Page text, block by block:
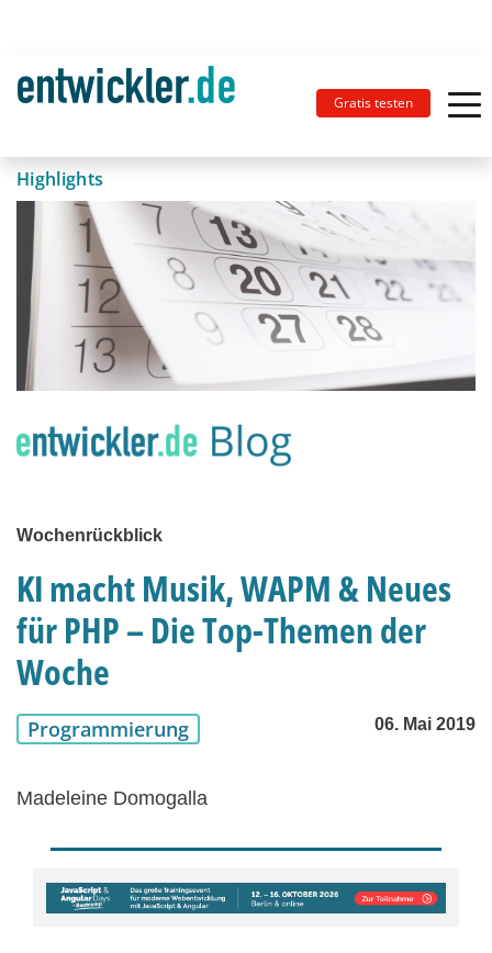
Gratis testen
Highlights
Wochenrückblick
KI macht Musik, WAPM & Neues
für PHP – Die Top-Themen der
Woche
Programmierung 06. Mai 2019
Madeleine Domogalla